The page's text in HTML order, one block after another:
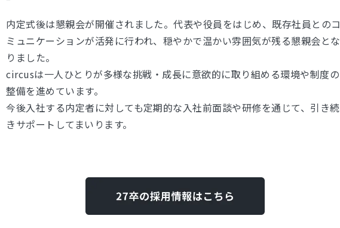
内定式後は懇親会が開催されました。代表や役員をはじめ、既存社員とのコ
ミュニケーションが活発に行われ、穏やかで温かい雰囲気が残る懇親会とな
りました。
circusは一人ひとりが多様な挑戦・成長に意欲的に取り組める環境や制度の
整備を進めています。
今後入社する内定者に対しても定期的な入社前面談や研修を通じて、引き続
きサポートしてまいります。